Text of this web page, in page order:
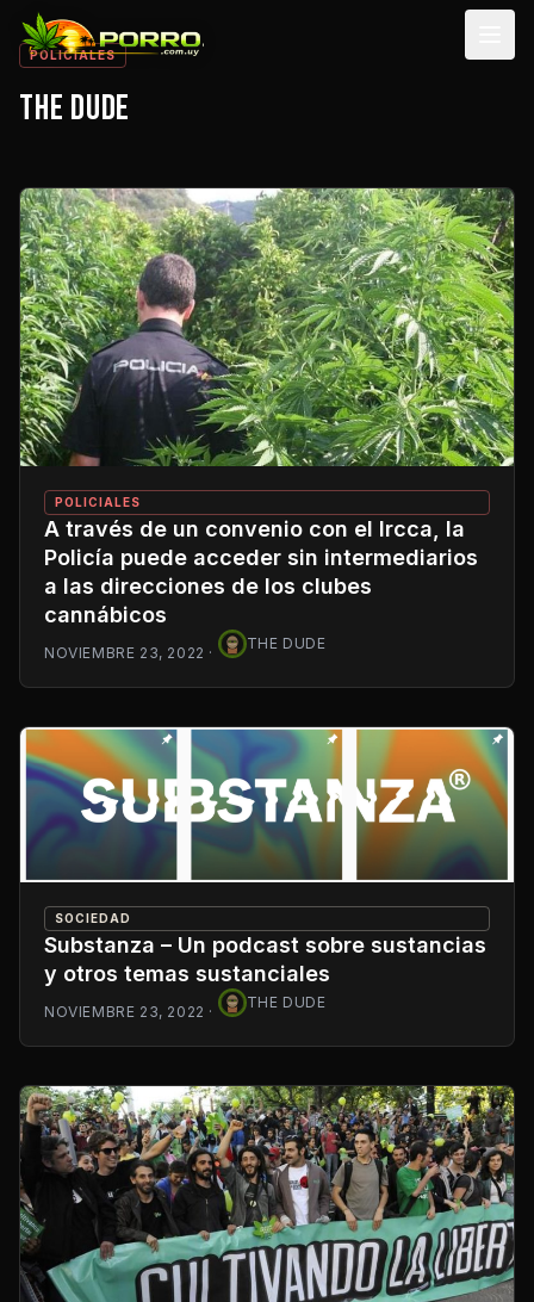
POLICIALES
THE DUDE
POLICIALES
A través de un convenio con el Ircca, la
Policía puede acceder sin intermediarios
a las direcciones de los clubes
cannábicos
NOVIEMBRE 23, 2022 ·
THE DUDE
SOCIEDAD
Substanza – Un podcast sobre sustancias
y otros temas sustanciales
NOVIEMBRE 23, 2022 ·
THE DUDE